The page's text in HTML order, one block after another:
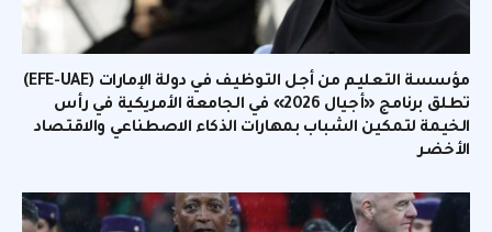
مؤسسة التعليم من أجل التوظيف في دولة الإمارات (EFE-UAE)
تطلق برنامج «أجيال 2026» في الجامعة الأمريكية في رأس
الخيمة لتمكين الشباب بمهارات الذكاء الاصطناعي والاقتصاد
الأخضر